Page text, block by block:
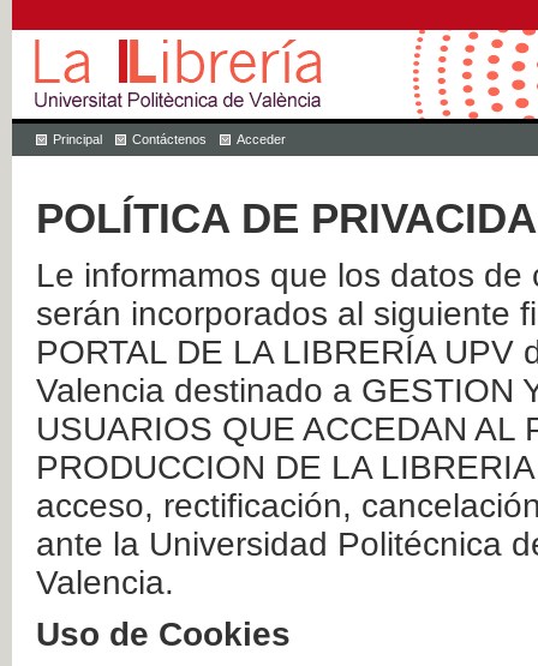
Principal Contáctenos Acceder
POLÍTICA DE
Le informamos que los datos
serán incorporados al siguiente
PORTAL DE LA LIBRERÍA
Valencia destinado a GESTION
USUARIOS QUE ACCEDAN AL
PRODUCCION DE LA
acceso, rectificación,
ante la Universidad Politécnica
Valencia.
Uso de Cookies